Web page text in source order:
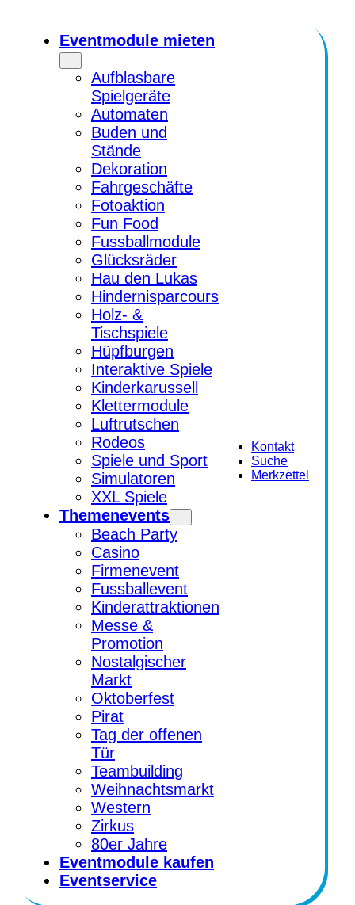
Eventmodule mieten
Aufblasbare
Spielgeräte
Automaten
Buden und
Stände
Dekoration
Fahrgeschäfte
Fotoaktion
Fun Food
Fussballmodule
Glücksräder
Hau den Lukas
Hindernisparcours
Holz- &
Tischspiele
Hüpfburgen
Interaktive Spiele
Kinderkarussell
Klettermodule
Luftrutschen
Rodeos
Spiele und Sport
Simulatoren
XXL Spiele
Themenevents
Beach Party
Casino
Firmenevent
Fussballevent
Kinderattraktionen
Messe &
Promotion
Nostalgischer
Markt
Oktoberfest
Pirat
Tag der offenen
Tür
Teambuilding
Weihnachtsmarkt
Western
Zirkus
80er Jahre
Eventmodule kaufen
Eventservice
Kontakt
Suche
Merkzettel